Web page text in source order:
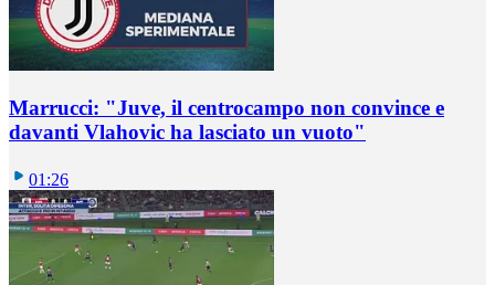
Marrucci: "Juve, il centrocampo non convince e
davanti Vlahovic ha lasciato un vuoto"
01:26